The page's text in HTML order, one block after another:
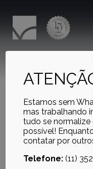
TÊM
Estamos sem
mas trabalhando
tudo se normalize
possível!
contatar por
Telefone: (11)